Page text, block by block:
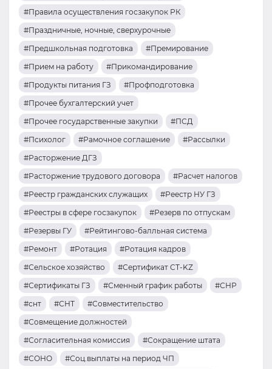
#Правила осуществления госзакупок РК
#Праздничные, ночные, сверхурочные
#Предшкольная подготовка
#Премирование
#Прием на работу
#Прикомандирование
#Продукты питания ГЗ
#Профподготовка
#Прочее бухгалтерский учет
#Прочее государственные закупки
#ПСД
#Психолог
#Рамочное соглашение
#Рассылки
#Расторжение ДГЗ
#Расторжение трудового договора
#Расчет налогов
#Реестр гражданских служащих
#Реестр НУ ГЗ
#Реестры в сфере госзакупок
#Резерв по отпускам
#Резервы ГУ
#Рейтингово-балльная система
#Ремонт
#Ротация
#Ротация кадров
#Сельское хозяйство
#Сертификат CT-KZ
#Сертификаты ГЗ
#Сменный график работы
#СНР
#снт
#СНТ
#Совместительство
#Совмещение должностей
#Согласительная комиссия
#Сокращение штата
#СОНО
#Соц.выплаты на период ЧП